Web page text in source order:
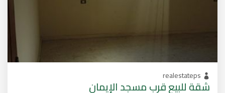
realestateps
شقة للبيع قرب مسجد الإيمان